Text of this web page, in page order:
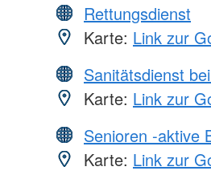
Rettungsdienst
Karte: Link zur
Sanitätsdienst
Karte: Link zur
Senioren -aktive
Karte: Link zur